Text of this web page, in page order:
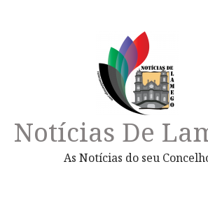
Notícias De
As Notícias do seu